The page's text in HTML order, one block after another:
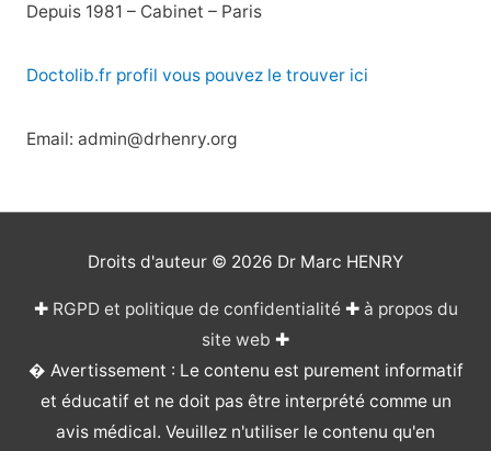
Depuis 1981 – Cabinet – Paris
Doctolib.fr profil vous pouvez le trouver ici
Email: admin@drhenry.org
Droits d'auteur © 2026 Dr Marc HENRY
✚ RGPD et politique de confidentialité✚ à propos du
site web ✚
� Avertissement : Le contenu est purement informatif
et éducatif et ne doit pas être interprété comme un
avis médical. Veuillez n'utiliser le contenu qu'en